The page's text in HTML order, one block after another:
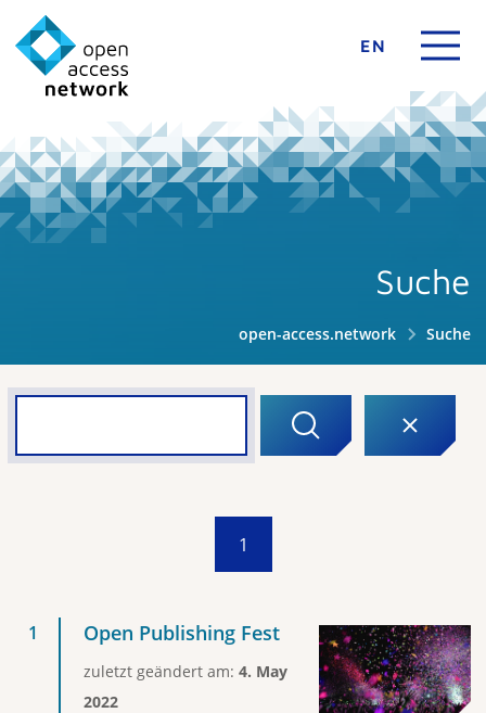
EN
Suche
open-access.network Suche
1
Open Publishing Fest
zuletzt geändert am: 4. May
2022